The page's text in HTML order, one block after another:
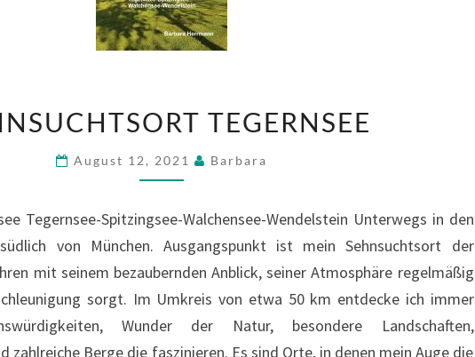
TEGERNSEE
TEGERNSEE
August 12, 2021 Barbara
Tegernsee-Spitzingsee-Walchensee-Wendelstein Unterwegs in den
von München. Ausgangspunkt ist mein Sehnsuchtsort der
mit seinem bezaubernden Anblick, seiner Atmosphäre regelmäßig
sorgt. Im Umkreis von etwa 50 km entdecke ich immer
Wunder der Natur, besondere Landschaften,
zahlreiche Berge die faszinieren. Es sind Orte, in denen mein Auge die